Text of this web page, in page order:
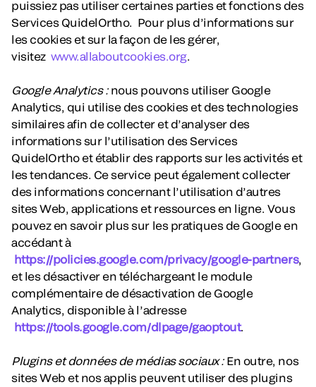
puissiez pas utiliser certaines parties et fonctions des
Services QuidelOrtho. Pour plus d’informations sur
les cookies et sur la façon de les gérer,
visitez www.allaboutcookies.org.
Google Analytics :nous pouvons utiliser Google
Analytics, qui utilise des cookies et des technologies
similaires afin de collecter et d’analyser des
informations sur l’utilisation des Services
QuidelOrtho et établir des rapports sur les activités et
les tendances. Ce service peut également collecter
des informations concernant l’utilisation d’autres
sites Web, applications et ressources en ligne. Vous
pouvez en savoir plus sur les pratiques de Google en
accédant à
https://policies.google.com/privacy/google-partners,
et les désactiver en téléchargeant le module
complémentaire de désactivation de Google
Analytics, disponible à l’adresse
https://tools.google.com/dlpage/gaoptout.
Plugins et données de médias sociaux :En outre, nos
sites Web et nos applis peuvent utiliser des plugins